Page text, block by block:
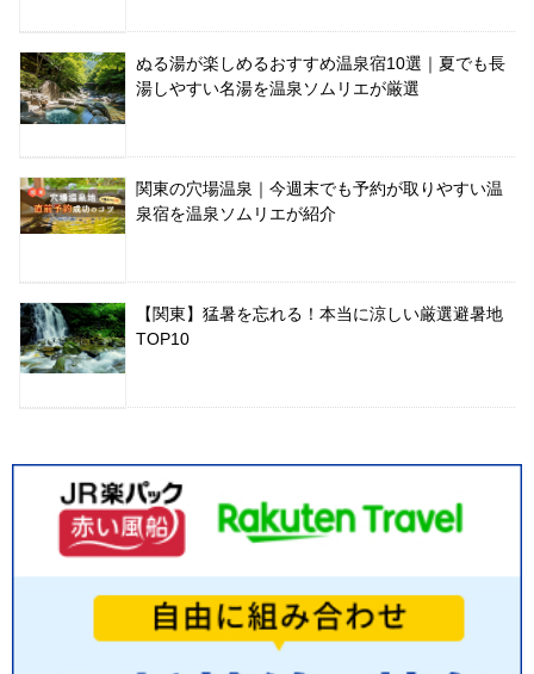
ぬる湯が楽しめるおすすめ温泉宿10選｜夏でも長
湯しやすい名湯を温泉ソムリエが厳選
関東の穴場温泉｜今週末でも予約が取りやすい温
泉宿を温泉ソムリエが紹介
【関東】猛暑を忘れる！本当に涼しい厳選避暑地
TOP10